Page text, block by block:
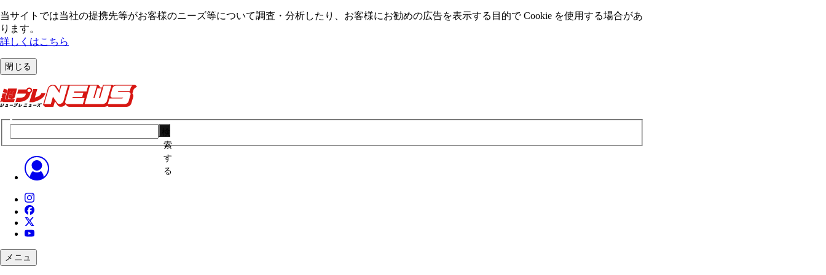
当サイトでは当社の提携先等がお客様のニーズ等について調査・分析したり、お客様にお勧めの広告を表⽰する⽬的で Cookie を使⽤する場合があ
ります。
詳しくはこちら
閉じる
索
す
る
メニュ